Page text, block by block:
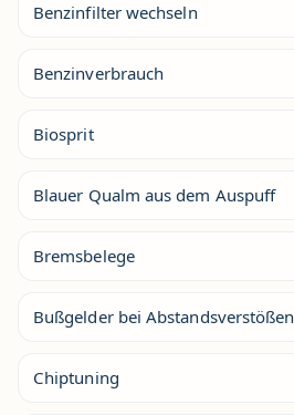
Benzinfilter wechseln
Benzinverbrauch
Biosprit
Blauer Qualm aus dem Auspuff
Bremsbelege
Bußgelder bei Abstandsverstößen
Chiptuning